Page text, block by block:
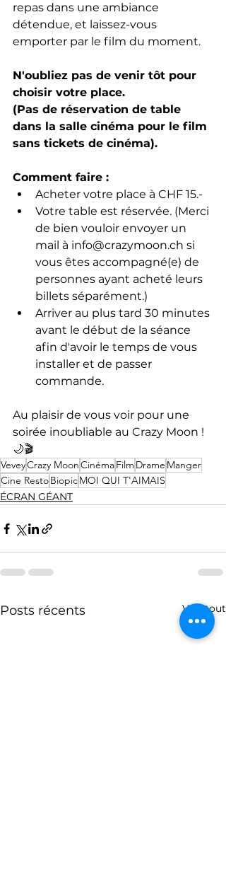
repas dans une ambiance
détendue, et laissez-vous
emporter par le film du moment.
N'oubliez pas de venir tôt pour
choisir votre place.
(Pas de réservation de table
dans la salle cinéma pour le film
sans tickets de cinéma).
Comment faire :
Acheter votre place à CHF 15.-
Votre table est réservée. (Merci
de bien vouloir envoyer un
mail à info@crazymoon.ch si
vous êtes accompagné(e) de
personnes ayant acheté leurs
billets séparément.)
Arriver au plus tard 30 minutes
avant le début de la séance
afin d'avoir le temps de vous
installer et de passer
commande.
Au plaisir de vous voir pour une
soirée inoubliable au Crazy Moon !
🌙🎬
VeveyCrazy MoonCinémaFilm Drame Manger
Cine RestoBiopicMOI QUI T'AIMAIS
ÉCRAN GÉANT
Posts récents Voir tout